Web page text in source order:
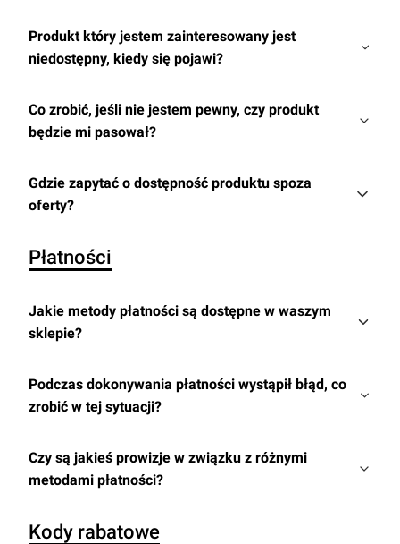
Produkt który jestem zainteresowany jest
niedostępny, kiedy się pojawi?
Co zrobić, jeśli nie jestem pewny, czy produkt
będzie mi pasował?
Gdzie zapytać o dostępność produktu spoza
oferty?
Płatności
Jakie metody płatności są dostępne w waszym
sklepie?
Podczas dokonywania płatności wystąpił błąd, co
zrobić w tej sytuacji?
Czy są jakieś prowizje w związku z różnymi
metodami płatności?
Kody rabatowe